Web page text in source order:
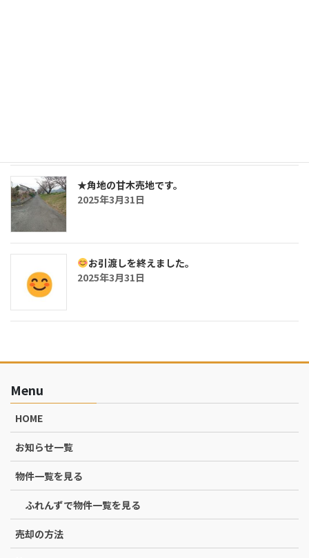
★角地の甘木売地です。
2025年3月31日
お引渡しを終えました。
2025年3月31日
Menu
HOME
お知らせ一覧
物件一覧を見る
ふれんずで物件一覧を見る
売却の方法